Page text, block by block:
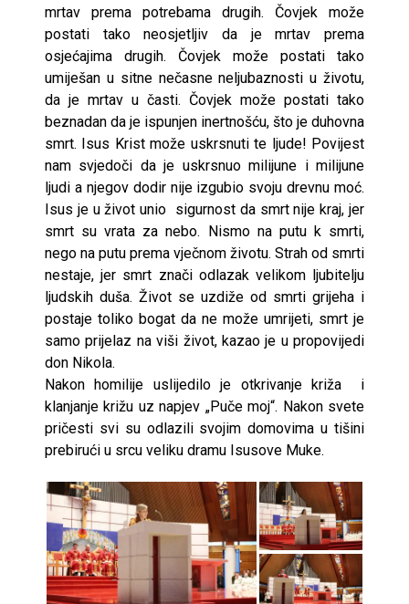
mrtav prema potrebama drugih. Čovjek može
postati tako neosjetljiv da je mrtav prema
osjećajima drugih. Čovjek može postati tako
umiješan u sitne nečasne neljubaznosti u životu,
da je mrtav u časti. Čovjek može postati tako
beznadan da je ispunjen inertnošću, što je duhovna
smrt. Isus Krist može uskrsnuti te ljude! Povijest
nam svjedoči da je uskrsnuo milijune i milijune
ljudi a njegov dodir nije izgubio svoju drevnu moć.
Isus je u život unio sigurnost da smrt nije kraj, jer
smrt su vrata za nebo. Nismo na putu k smrti,
nego na putu prema vječnom životu. Strah od smrti
nestaje, jer smrt znači odlazak velikom ljubitelju
ljudskih duša. Život se uzdiže od smrti grijeha i
postaje toliko bogat da ne može umrijeti, smrt je
samo prijelaz na viši život, kazao je u propovijedi
don Nikola.
Nakon homilije uslijedilo je otkrivanje križa i
klanjanje križu uz napjev „Puče moj“. Nakon svete
pričesti svi su odlazili svojim domovima u tišini
prebirući u srcu veliku dramu Isusove Muke.